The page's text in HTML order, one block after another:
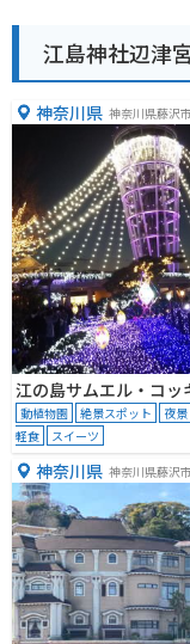
江島神社辺津
神奈川県 神奈川県藤沢
目３−２８
江の島サムエル・コッ
動植物園 絶景スポット 夜景
軽食
スイーツ
神奈川県 神奈川県藤沢